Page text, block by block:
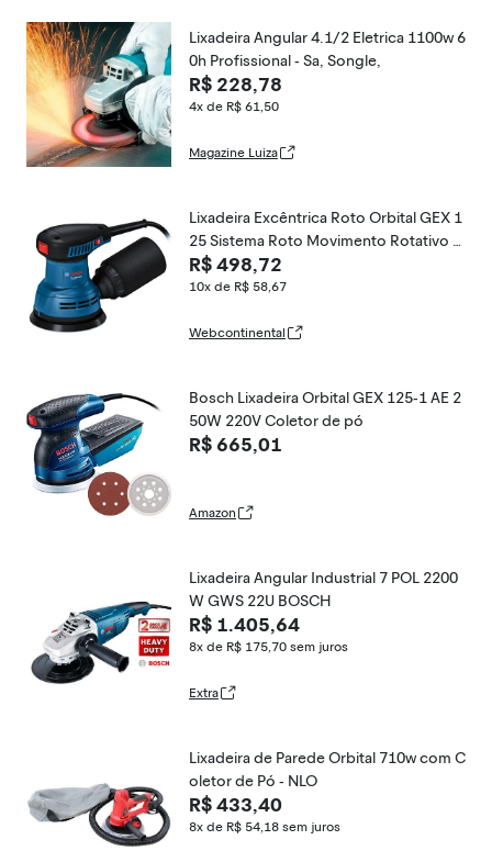
Lixadeira Angular 4.1/2 Eletrica 1100w 6
0h Profissional - Sa, Songle,
R$ 228,78
4x de R$ 61,50
Magazine Luiza
Lixadeira Excêntrica Roto Orbital GEX 1
25 Sistema Roto Movimento Rotativo 2
20V Bosch
R$ 498,72
10x de R$ 58,67
Webcontinental
Bosch Lixadeira Orbital GEX 125-1 AE 2
50W 220V Coletor de pó
R$ 665,01
Amazon
Lixadeira Angular Industrial 7 POL 2200
W GWS 22U BOSCH
R$ 1.405,64
8x de R$ 175,70 sem juros
Extra
Lixadeira de Parede Orbital 710w com C
oletor de Pó - NLO
R$ 433,40
8x de R$ 54,18 sem juros